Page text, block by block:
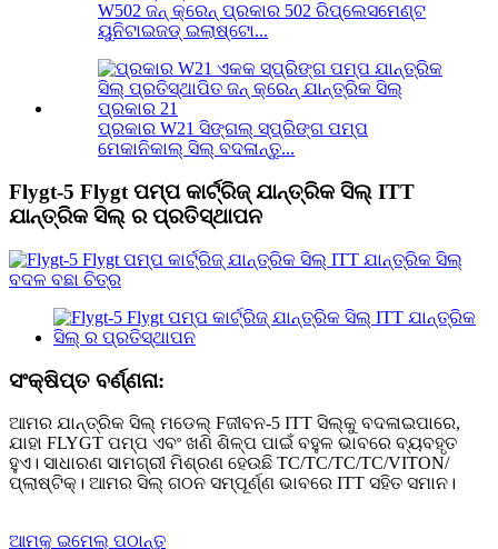
W502 ଜନ୍ କ୍ରେନ୍ ପ୍ରକାର 502 ରିପ୍ଲେସମେଣ୍ଟ
ୟୁନିଟାଇଜଡ୍ ଇଲାଷ୍ଟୋ...
ପ୍ରକାର W21 ସିଙ୍ଗଲ୍ ସ୍ପ୍ରିଙ୍ଗ ପମ୍ପ
ମେକାନିକାଲ୍ ସିଲ୍ ବଦଳାନ୍ତୁ...
Flygt-5 Flygt ପମ୍ପ କାର୍ଟ୍ରିଜ୍ ଯାନ୍ତ୍ରିକ ସିଲ୍ ITT
ଯାନ୍ତ୍ରିକ ସିଲ୍ ର ପ୍ରତିସ୍ଥାପନ
ସଂକ୍ଷିପ୍ତ ବର୍ଣ୍ଣନା:
ଆମର ଯାନ୍ତ୍ରିକ ସିଲ୍ ମଡେଲ୍ Fଜୀବନ-5 ITT ସିଲ୍‌କୁ ବଦଳାଇପାରେ,
ଯାହା FLYGT ପମ୍ପ ଏବଂ ଖଣି ଶିଳ୍ପ ପାଇଁ ବହୁଳ ଭାବରେ ବ୍ୟବହୃତ
ହୁଏ। ସାଧାରଣ ସାମଗ୍ରୀ ମିଶ୍ରଣ ହେଉଛି TC/TC/TC/TC/VITON/
ପ୍ଲାଷ୍ଟିକ୍। ଆମର ସିଲ୍ ଗଠନ ସମ୍ପୂର୍ଣ୍ଣ ଭାବରେ ITT ସହିତ ସମାନ।
ଆମକୁ ଇମେଲ୍ ପଠାନ୍ତୁ